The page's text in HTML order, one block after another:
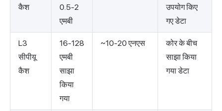
कैश
0.5-2
एमबी
उपयोग किए
गए डेटा
L3
सीपीयू
कैश
16-128
एमबी
साझा
किया
गया
~10-20 एनएस
कोर के बीच
साझा किया
गया डेटा